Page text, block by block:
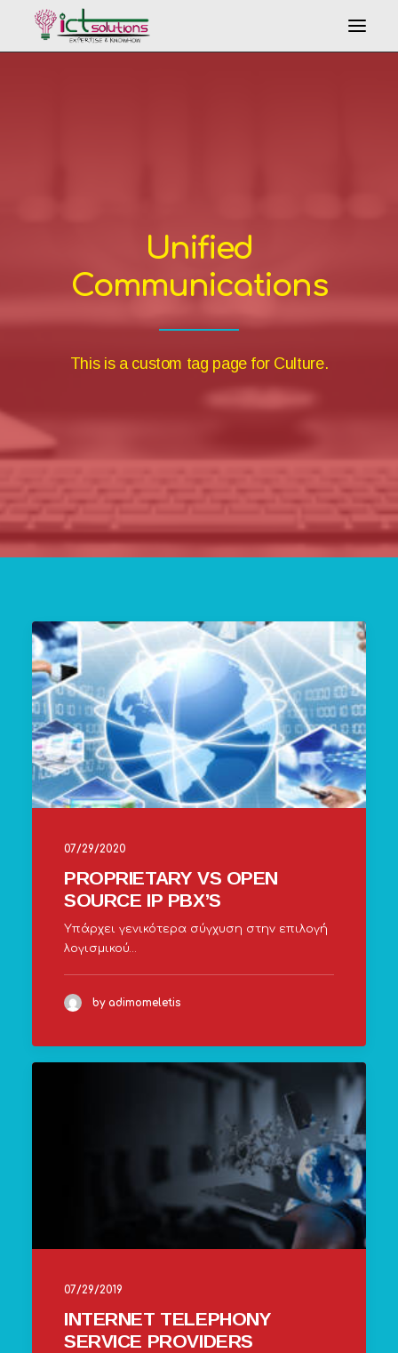
Search
Unified
Communications
This is a custom tag page for Culture.
07/29/2020
PROPRIETARY VS OPEN
SOURCE IP PBX’S
Υπάρχει γενικότερα σύγχυση στην επιλογή
λογισμικού…
by adimomeletis
07/29/2019
INTERNET TELEPHONY
SERVICE PROVIDERS